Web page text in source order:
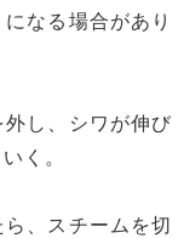
なる場合があり
し、シワが伸び
く。
、スチームを切